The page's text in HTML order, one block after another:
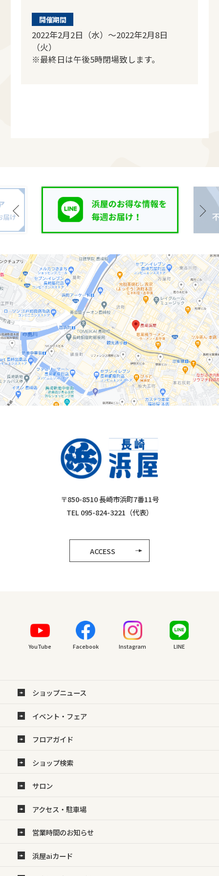
開催期間
2022年2月2日（水）～2022年2月8日
（火）
※最終日は午後5時閉場致します。
〒850-8510 長崎市浜町7番11号
TEL 095-824-3221（代表）
ACCESS
YouTube Facebook Instagram LINE
ショップニュース
イベント・フェア
フロアガイド
ショップ検索
サロン
アクセス・駐車場
営業時間のお知らせ
浜屋aiカード